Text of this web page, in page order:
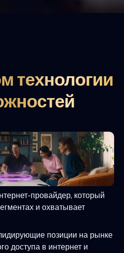
технологии
провайдер, который
и охватывает
позиции на рынке
доступа в интернет и